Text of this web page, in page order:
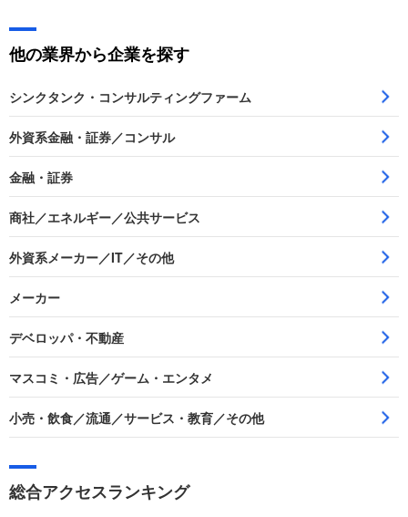
他の業界から企業を探す
シンクタンク・コンサルティングファーム
外資系金融・証券／コンサル
金融・証券
商社／エネルギー／公共サービス
外資系メーカー／IT／その他
メーカー
デベロッパ・不動産
マスコミ・広告／ゲーム・エンタメ
小売・飲食／流通／サービス・教育／その他
総合アクセスランキング